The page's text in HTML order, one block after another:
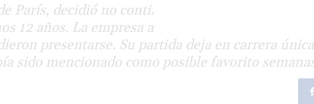
París, decidió no continuar compitiendo por la
12 años. La empresa alegó cambios en las
presentarse. Su partida deja en carrera
sido mencionado como posible favorito